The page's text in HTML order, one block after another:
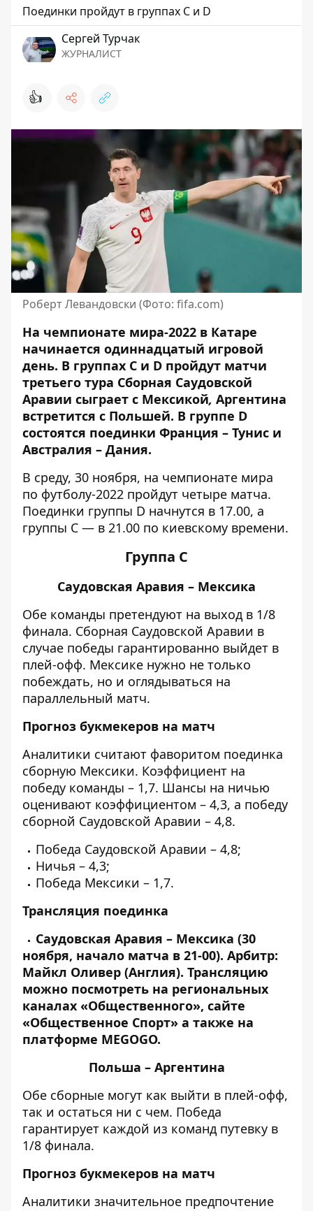
Поединки пройдут в группах С и D
Сергей Турчак
ЖУРНАЛИСТ
👍
Роберт Левандовски (Фото: fifa.com)
На чемпионате мира-2022 в Катаре
начинается одиннадцатый игровой
день. В группах С и D пройдут матчи
третьего тура Сборная Саудовской
Аравии сыграет с Мексикой, Аргентина
встретится с Польшей. В группе D
состоятся поединки Франция – Тунис и
Австралия – Дания.
В среду, 30 ноября, на чемпионате мира
по футболу-2022 пройдут четыре матча.
Поединки группы D начнутся в 17.00, а
группы С — в 21.00 по киевскому времени.
Группа С
Саудовская Аравия – Мексика
Обе команды претендуют на выход в 1/8
финала. Сборная Саудовской Аравии в
случае победы гарантированно выйдет в
плей-офф. Мексике нужно не только
побеждать, но и оглядываться на
параллельный матч.
Прогноз букмекеров на матч
Аналитики считают фаворитом поединка
сборную Мексики. Коэффициент на
победу команды – 1,7. Шансы на ничью
оценивают коэффициентом – 4,3, а победу
сборной Саудовской Аравии – 4,8.
Победа Саудовской Аравии – 4,8;
Ничья – 4,3;
Победа Мексики – 1,7.
Трансляция поединка
Саудовская Аравия – Мексика (30
ноября, начало матча в 21-00). Арбитр:
Майкл Оливер (Англия). Трансляцию
можно посмотреть на региональных
каналах «Общественного», сайте
«Общественное Спорт» а также на
платформе MEGOGO.
Польша – Аргентина
Обе сборные могут как выйти в плей-офф,
так и остаться ни с чем. Победа
гарантирует каждой из команд путевку в
1/8 финала.
Прогноз букмекеров на матч
Аналитики значительное предпочтение